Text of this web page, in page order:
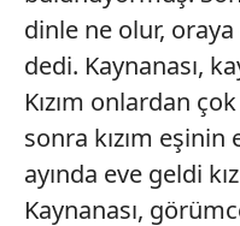
dinle ne olur,
dedi. Kaynanası,
Kızım onlardan
sonra kızım eşinin
ayında eve geldi
Kaynanası,